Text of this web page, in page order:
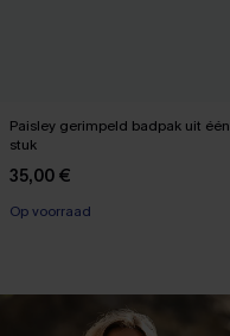
Paisley gerimpeld badpak uit één
stuk
35,00 €
Op voorraad